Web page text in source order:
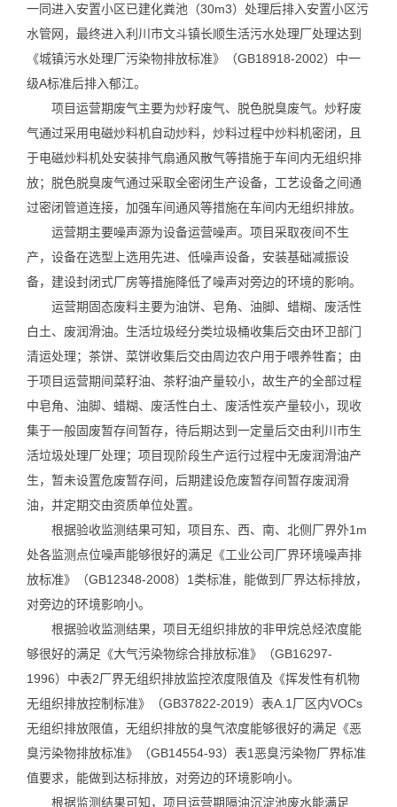
一同进入安置小区已建化粪池（30m3）处理后排入安置小区污
水管网，最终进入利川市文斗镇长顺生活污水处理厂处理达到
《城镇污水处理厂污染物排放标准》（GB18918-2002）中一
级A标准后排入郁江。
项目运营期废气主要为炒籽废气、脱色脱臭废气。炒籽废
气通过采用电磁炒料机自动炒料，炒料过程中炒料机密闭，且
于电磁炒料机处安装排气扇通风散气等措施于车间内无组织排
放；脱色脱臭废气通过采取全密闭生产设备，工艺设备之间通
过密闭管道连接，加强车间通风等措施在车间内无组织排放。
运营期主要噪声源为设备运营噪声。项目采取夜间不生
产，设备在选型上选用先进、低噪声设备，安装基础减振设
备，建设封闭式厂房等措施降低了噪声对旁边的环境的影响。
运营期固态废料主要为油饼、皂角、油脚、蜡糊、废活性
白土、废润滑油。生活垃圾经分类垃圾桶收集后交由环卫部门
清运处理；茶饼、菜饼收集后交由周边农户用于喂养牲畜；由
于项目运营期间菜籽油、茶籽油产量较小，故生产的全部过程
中皂角、油脚、蜡糊、废活性白土、废活性炭产量较小，现收
集于一般固废暂存间暂存，待后期达到一定量后交由利川市生
活垃圾处理厂处理；项目现阶段生产运行过程中无废润滑油产
生，暂未设置危废暂存间，后期建设危废暂存间暂存废润滑
油，并定期交由资质单位处置。
根据验收监测结果可知，项目东、西、南、北侧厂界外1m
处各监测点位噪声能够很好的满足《工业公司厂界环境噪声排
放标准》（GB12348-2008）1类标准，能做到厂界达标排放，
对旁边的环境影响小。
根据验收监测结果，项目无组织排放的非甲烷总烃浓度能
够很好的满足《大气污染物综合排放标准》（GB16297-
1996）中表2厂界无组织排放监控浓度限值及《挥发性有机物
无组织排放控制标准》（GB37822-2019）表A.1厂区内VOCs
无组织排放限值，无组织排放的臭气浓度能够很好的满足《恶
臭污染物排放标准》（GB14554-93）表1恶臭污染物厂界标准
值要求，能做到达标排放，对旁边的环境影响小。
根据监测结果可知，项目运营期隔油沉淀池废水能满足